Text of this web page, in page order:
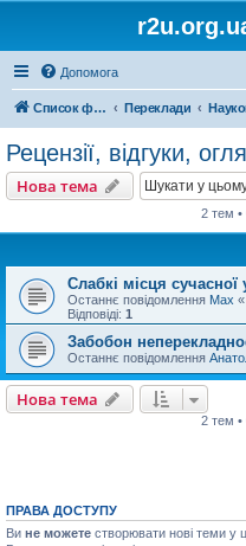
Допомога
Список форумів Переклади
Рецензії, відгуки,
Нова тема
2 тем •
Слабкі місця сучасної
Останнє повідомлення Max «
Відповіді: 1
Забобон
Останнє повідомлення
Нова тема
2 тем •
ПРАВА ДОСТУПУ
Ви не можете створювати нові теми у